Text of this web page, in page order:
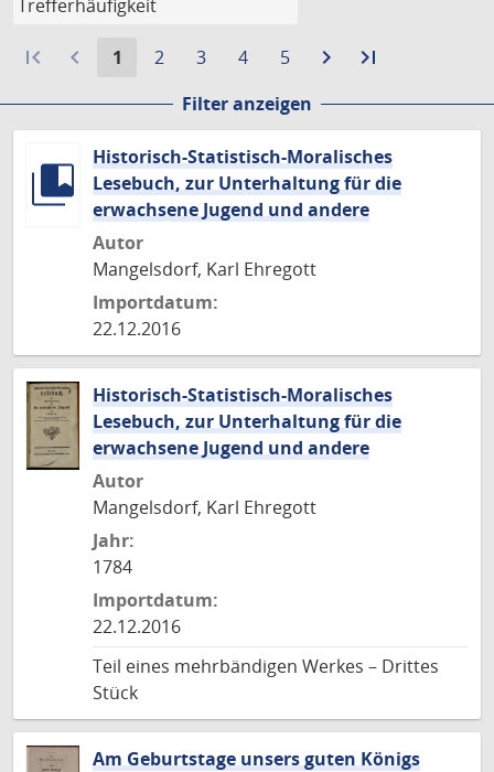
first_page navigate_before
Aktuelle
1
Gehe
Seite
2
Gehe
Seite
3
Gehe
Seite
4
Gehe
Seite
5 navigate_next
Zur
Seite
last_page
Seite
Filter anzeigen
Historisch-Statistisch-Moralisches
Lesebuch, zur Unterhaltung für die
erwachsene Jugend und andere
Autor
Mangelsdorf, Karl Ehregott
Importdatum:
22.12.2016
Historisch-Statistisch-Moralisches
Lesebuch, zur Unterhaltung für die
erwachsene Jugend und andere
Autor
Mangelsdorf, Karl Ehregott
Jahr:
1784
Importdatum:
22.12.2016
Teil eines mehrbändigen Werkes – Drittes
Stück
Am Geburtstage unsers guten Königs